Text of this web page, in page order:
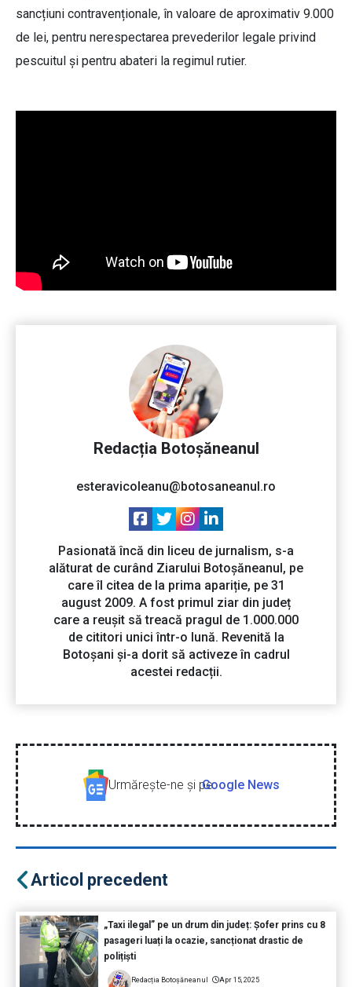
sancțiuni contravenționale, în valoare de aproximativ 9.000
de lei, pentru nerespectarea prevederilor legale privind
pescuitul și pentru abateri la regimul rutier.
Redacția Botoșăneanul
esteravicoleanu@botosaneanul.ro
Pasionată încă din liceu de jurnalism, s-a
alăturat de curând Ziarului Botoșăneanul, pe
care îl citea de la prima apariție, pe 31
august 2009. A fost primul ziar din județ
care a reușit să treacă pragul de 1.000.000
de cititori unici într-o lună. Revenită la
Botoșani și-a dorit să activeze în cadrul
acestei redacții.
Urmăreşte-ne şi peGoogle News
Articol precedent
„Taxi ilegal” pe un drum din județ: Șofer prins cu 8
pasageri luați la ocazie, sancționat drastic de
polițiști
Redacția Botoșăneanul Apr 15, 2025